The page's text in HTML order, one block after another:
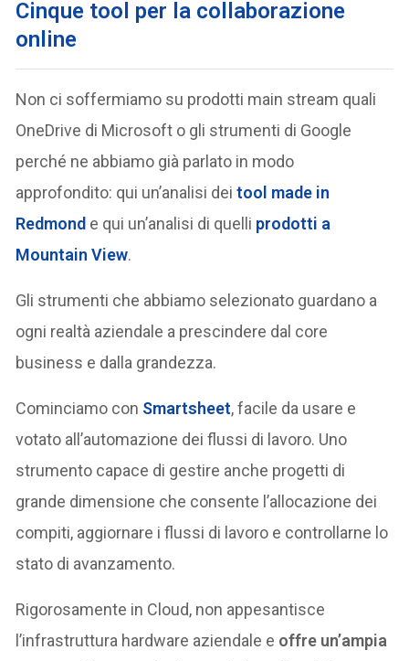
Cinque tool per la collaborazione
online
Non ci soffermiamo su prodotti main stream quali
OneDrive di Microsoft o gli strumenti di Google
perché ne abbiamo già parlato in modo
approfondito: qui un’analisi deitool made in
Redmond e qui un’analisi di quelli prodotti a
Mountain View.
Gli strumenti che abbiamo selezionato guardano a
ogni realtà aziendale a prescindere dal core
business e dalla grandezza.
Cominciamo con Smartsheet, facile da usare e
votato all’automazione dei flussi di lavoro. Uno
strumento capace di gestire anche progetti di
grande dimensione che consente l’allocazione dei
compiti, aggiornare i flussi di lavoro e controllarne lo
stato di avanzamento.
Rigorosamente in Cloud, non appesantisce
l’infrastruttura hardware aziendale e offre un’ampia